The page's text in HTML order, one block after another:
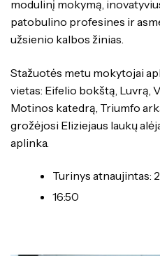
modulinį mokymą,
patobulino profesines ir
užsienio kalbos žinias.
Stažuotės metu mokytojai
vietas: Eifelio bokštą, Luvrą,
Motinos katedrą, Triumfo
grožėjosi Eliziejaus laukų
aplinka.
Turinys atnaujintas:
16:50